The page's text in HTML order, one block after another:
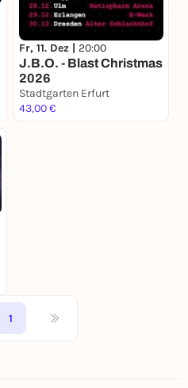
Fr, 11. Dez | 20:00
J.B.O. - Blast Christmas
2026
Stadtgarten Erfurt
43,00 €
1